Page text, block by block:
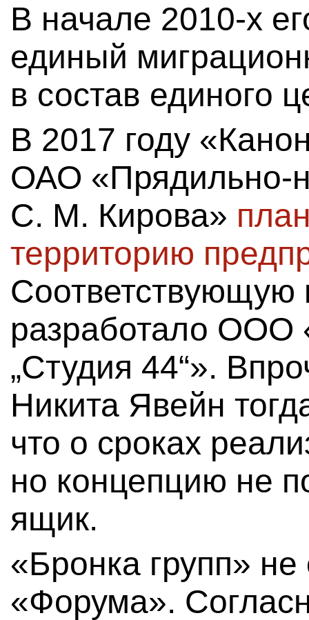
В начале 2010-х
единый
в состав единого
В 2017 году
ОАО «Прядильно-
С. М. Кирова»
территорию
Соответствующую
разработало ООО
„Студия 44“».
Никита Явейн
что о сроках
но концепцию не
ящик.
«Бронка групп» не
«Форума».